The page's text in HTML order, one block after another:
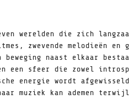
werelden die zich
zwevende melodieën en
beweging naast elkaar
een sfeer die zowel
energie wordt
muziek kan ademen